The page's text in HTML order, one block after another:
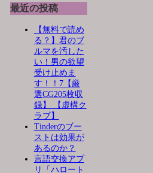
最近の投稿
【無料で読め
る？】君のブ
ルマを汚した
い！男の欲望
受け止めま
す！！7【厳
選CG205枚収
録】 【虚構ク
ラブ】
Tinderのブー
ストは効果が
あるのか？
言語交換アプ
リ「ハロート